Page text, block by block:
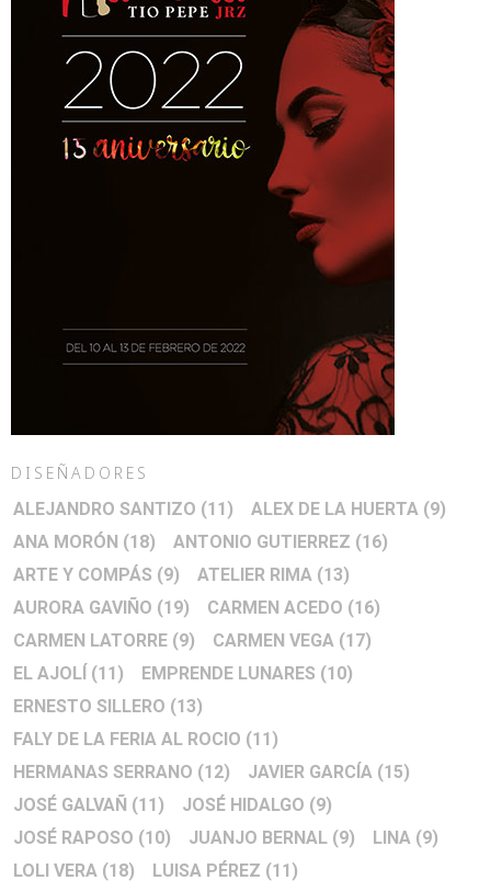
DISEÑADORES
ALEJANDRO SANTIZO (11) ALEX DE LA HUERTA (9)
ANA MORÓN (18) ANTONIO GUTIERREZ (16)
ARTE Y COMPÁS (9) ATELIER RIMA (13)
AURORA GAVIÑO (19) CARMEN ACEDO (16)
CARMEN LATORRE (9) CARMEN VEGA (17)
EL AJOLÍ (11) EMPRENDE LUNARES (10)
ERNESTO SILLERO (13)
FALY DE LA FERIA AL ROCIO (11)
HERMANAS SERRANO (12) JAVIER GARCÍA (15)
JOSÉ GALVAÑ (11) JOSÉ HIDALGO (9)
JOSÉ RAPOSO (10) JUANJO BERNAL (9) LINA (9)
LOLI VERA (18) LUISA PÉREZ (11)